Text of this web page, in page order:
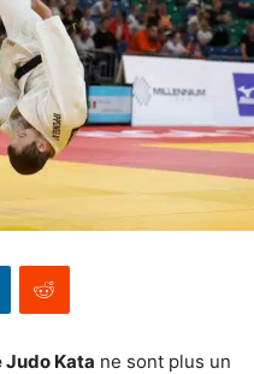
Judo Kata ne sont plus un